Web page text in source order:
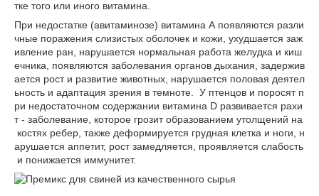
тке того или иного витамина.
При недостатке (авитаминозе) витамина А появляются разли
чные поражения слизистых оболочек и кожи, ухудшается заж
ивление ран, нарушается нормальная работа желудка и киш
ечника, появляются заболевания органов дыхания, задержив
ается рост и развитие животных, нарушается половая деятел
ьность и адаптация зрения в темноте. У птенцов и поросят п
ри недостаточном содержании витамина D развивается рахи
т - заболевание, которое грозит образованием утолщений на
костях ребер, также деформируется грудная клетка и ноги, н
арушается аппетит, рост замедляется, проявляется слабость
и понижается иммунитет.